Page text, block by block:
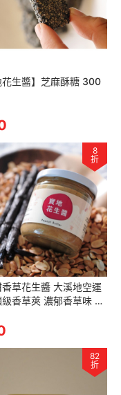
花生醬】芝麻酥糖 300
8
折
草花生醬 大溪地空運
香草莢 濃郁香草味 低
加糖 午茶 甜點 零添加
肉桂捲
82
折